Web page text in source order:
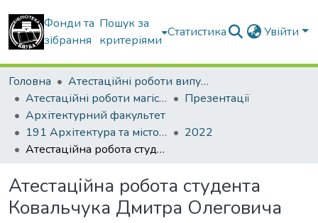
Фонди та
зібрання
Пошук за
критеріями
Статистика Увійти
Головна
Атестаційні роботи випускників
Атестаційні роботи магістрів
Презентації
Архітектурний факультет
191 Архітектура та містобудування. Теорія архітектури
2022
Атестаційна робота студента Ковальчука Дмитра Олеговича
Атестаційна робота студента
Ковальчука Дмитра Олеговича